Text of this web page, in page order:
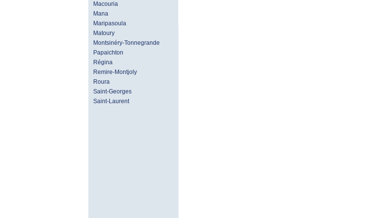
Macouria
Mana
Maripasoula
Matoury
Montsinéry-Tonnegrande
Papaichton
Régina
Remire-Montjoly
Roura
Saint-Georges
Saint-Laurent